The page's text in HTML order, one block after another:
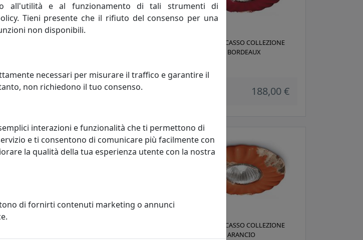
188,00 €
FARETTO A INCASSO COLLEZIONE
VINTAGE C480 BORDEAUX
188,00 €
FARETTO A INCASSO COLLEZIONE
VINTAGE C480 ARANCIO
all'utilità e al funzionamento di tali strumenti di
Tieni presente che il rifiuto del consenso per una
non disponibili.
necessari per misurare il traffico e garantire il
non richiedono il tuo consenso.
interazioni e funzionalità che ti permettono di
e ti consentono di comunicare più facilmente con
la qualità della tua esperienza utente con la nostra
di fornirti contenuti marketing o annunci